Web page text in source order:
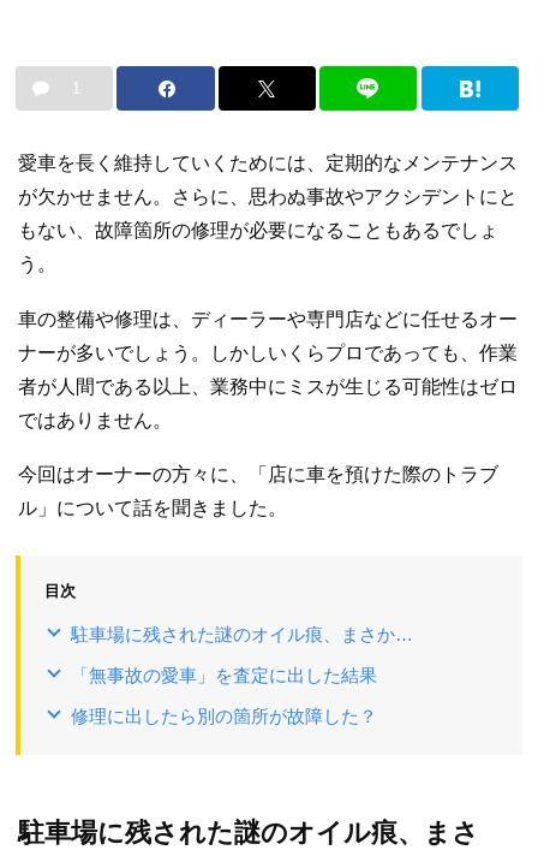
1
愛車を長く維持していくためには、定期的なメンテナンス
が欠かせません。さらに、思わぬ事故やアクシデントにと
もない、故障箇所の修理が必要になることもあるでしょ
う。
車の整備や修理は、ディーラーや専門店などに任せるオー
ナーが多いでしょう。しかしいくらプロであっても、作業
者が人間である以上、業務中にミスが生じる可能性はゼロ
ではありません。
今回はオーナーの方々に、「店に車を預けた際のトラブ
ル」について話を聞きました。
目次
駐車場に残された謎のオイル痕、まさか…
「無事故の愛車」を査定に出した結果
修理に出したら別の箇所が故障した？
駐車場に残された謎のオイル痕、まさ